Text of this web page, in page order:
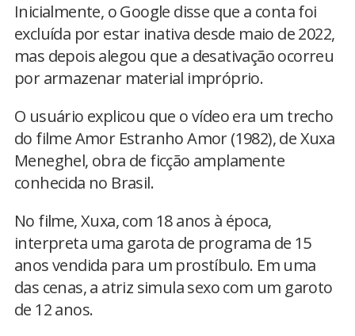
Inicialmente, o Google disse que a conta foi
excluída por estar inativa desde maio de 2022,
mas depois alegou que a desativação ocorreu
por armazenar material impróprio.
O usuário explicou que o vídeo era um trecho
do filme Amor Estranho Amor (1982), de Xuxa
Meneghel, obra de ficção amplamente
conhecida no Brasil.
No filme, Xuxa, com 18 anos à época,
interpreta uma garota de programa de 15
anos vendida para um prostíbulo. Em uma
das cenas, a atriz simula sexo com um garoto
de 12 anos.